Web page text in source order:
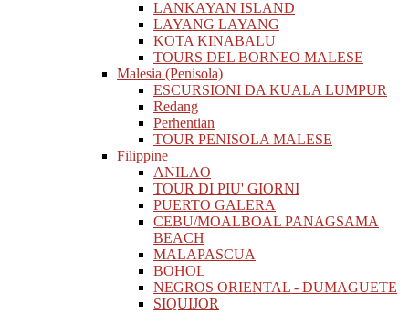
LANKAYAN ISLAND
LAYANG LAYANG
KOTA KINABALU
TOURS DEL BORNEO MALESE
Malesia (Penisola)
ESCURSIONI DA KUALA LUMPUR
Redang
Perhentian
TOUR PENISOLA MALESE
Filippine
ANILAO
TOUR DI PIU' GIORNI
PUERTO GALERA
CEBU/MOALBOAL PANAGSAMA
BEACH
MALAPASCUA
BOHOL
NEGROS ORIENTAL - DUMAGUETE
SIQUIJOR